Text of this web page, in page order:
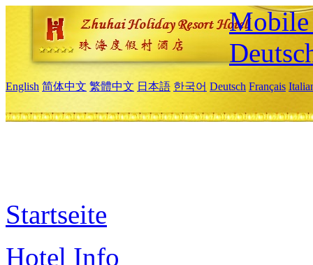
Mobile
English 简体中文 繁體中文 日本語 한국어 Deutsch Français
Startseite
Hotel Info